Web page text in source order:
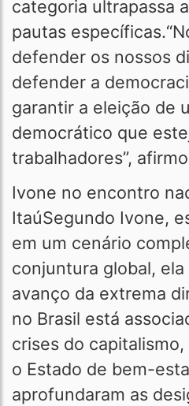
categoria ultrapassa
pautas
defender os nossos
defender a
garantir a eleição de
democrático que
trabalhadores”,
Ivone no encontro
ItaúSegundo Ivone,
em um cenário
conjuntura global,
avanço da extrema
no Brasil está
crises do
o Estado de bem-
aprofundaram as